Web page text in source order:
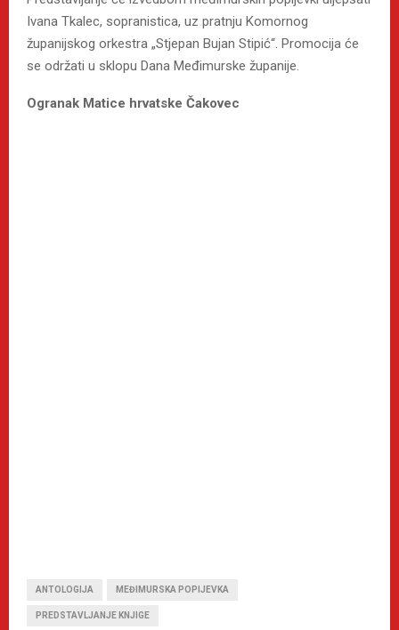
Ivana Tkalec, sopranistica, uz pratnju Komornog
županijskog orkestra „Stjepan Bujan Stipić“. Promocija će
se održati u sklopu Dana Međimurske županije.
Ogranak Matice hrvatske Čakovec
ANTOLOGIJA MEĐIMURSKA POPIJEVKA
PREDSTAVLJANJE KNJIGE